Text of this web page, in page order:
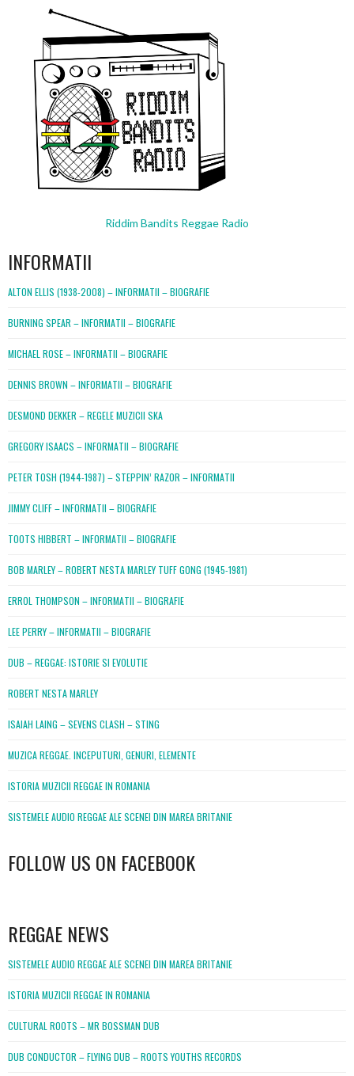
Riddim Bandits Reggae Radio
INFORMATII
ALTON ELLIS (1938-2008) – INFORMATII – BIOGRAFIE
BURNING SPEAR – INFORMATII – BIOGRAFIE
MICHAEL ROSE – INFORMATII – BIOGRAFIE
DENNIS BROWN – INFORMATII – BIOGRAFIE
DESMOND DEKKER – REGELE MUZICII SKA
GREGORY ISAACS – INFORMATII – BIOGRAFIE
PETER TOSH (1944-1987) – STEPPIN’ RAZOR – INFORMATII
JIMMY CLIFF – INFORMATII – BIOGRAFIE
TOOTS HIBBERT – INFORMATII – BIOGRAFIE
BOB MARLEY – ROBERT NESTA MARLEY TUFF GONG (1945-1981)
ERROL THOMPSON – INFORMATII – BIOGRAFIE
LEE PERRY – INFORMATII – BIOGRAFIE
DUB – REGGAE: ISTORIE SI EVOLUTIE
ROBERT NESTA MARLEY
ISAIAH LAING – SEVENS CLASH – STING
MUZICA REGGAE. INCEPUTURI, GENURI, ELEMENTE
ISTORIA MUZICII REGGAE IN ROMANIA
SISTEMELE AUDIO REGGAE ALE SCENEI DIN MAREA BRITANIE
FOLLOW US ON FACEBOOK
REGGAE NEWS
SISTEMELE AUDIO REGGAE ALE SCENEI DIN MAREA BRITANIE
ISTORIA MUZICII REGGAE IN ROMANIA
CULTURAL ROOTS – MR BOSSMAN DUB
DUB CONDUCTOR – FLYING DUB – ROOTS YOUTHS RECORDS